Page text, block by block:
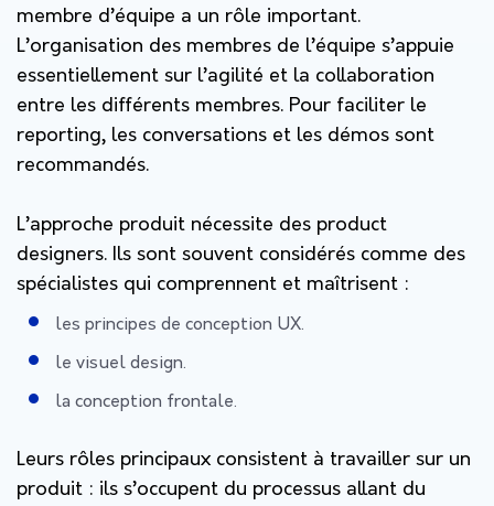
membre d’équipe a un rôle important.
L’organisation des membres de l’équipe s’appuie
essentiellement sur l’agilité et la collaboration
entre les différents membres. Pour faciliter le
reporting, les conversations et les démos sont
recommandés.
L’approche produit nécessite des product
designers. Ils sont souvent considérés comme des
spécialistes qui comprennent et maîtrisent :
les principes de conception UX.
le visuel design.
la conception frontale.
Leurs rôles principaux consistent à travailler sur un
produit : ils s’occupent du processus allant du